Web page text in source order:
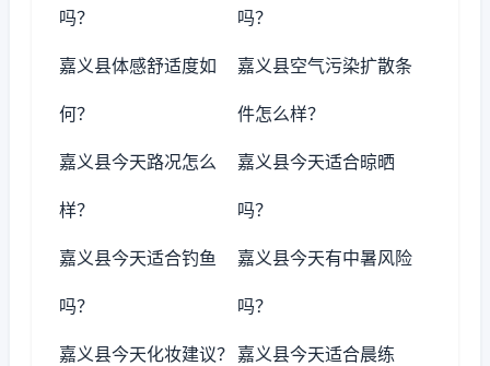
吗？ 吗？
嘉义县体感舒适度如
何？
嘉义县空气污染扩散条
件怎么样？
嘉义县今天路况怎么
样？
嘉义县今天适合晾晒
吗？
嘉义县今天适合钓鱼
吗？
嘉义县今天有中暑风险
吗？
嘉义县今天化妆建议？ 嘉义县今天适合晨练